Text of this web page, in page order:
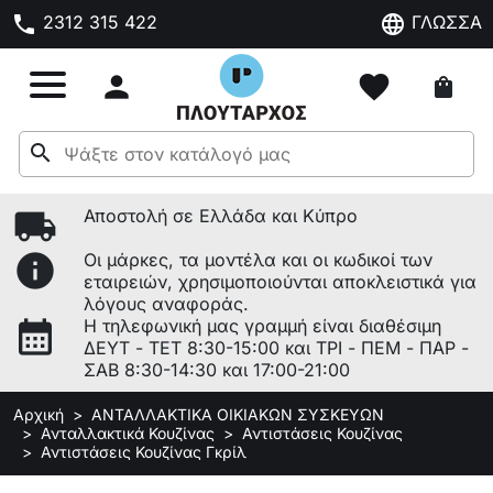
phone 2312 315 422 language ΓΛΩΣΣΑ
 favorite shopping_bag
search
local_shipping Αποστολή σε Ελλάδα και Κύπρο
info
Οι μάρκες, τα μοντέλα και οι κωδικοί των
εταιρειών, χρησιμοποιούνται αποκλειστικά για
λόγους αναφοράς.
calendar_month
Η τηλεφωνική μας γραμμή είναι διαθέσιμη
ΔΕΥΤ - ΤΕΤ 8:30-15:00 και ΤΡΙ - ΠΕΜ - ΠΑΡ -
ΣΑΒ 8:30-14:30 και 17:00-21:00
Αρχική
ΑΝΤΑΛΛΑΚΤΙΚΑ ΟΙΚΙΑΚΩΝ ΣΥΣΚΕΥΩΝ
Ανταλλακτικά Κουζίνας
Αντιστάσεις Κουζίνας
Αντιστάσεις Κουζίνας Γκρίλ